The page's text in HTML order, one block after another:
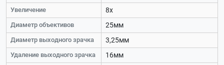
Увеличение 8х
Диаметр объективов 25мм
Диаметр выходного зрачка 3,25мм
Удаление выходного зрачка 16мм